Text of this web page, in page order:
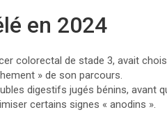
en 2024
colorectal de stade 3, avait
» de son parcours.
digestifs jugés bénins, avant
certains signes « anodins ».